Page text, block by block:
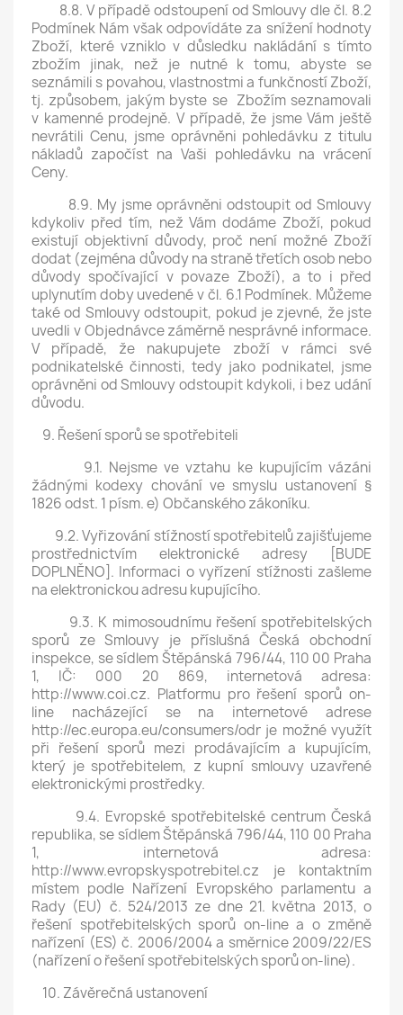
8.8. V případě odstoupení od Smlouvy dle čl. 8.2
Podmínek Nám však odpovídáte za snížení hodnoty
Zboží, které vzniklo v důsledku nakládání s tímto
zbožím jinak, než je nutné k tomu, abyste se
seznámili s povahou, vlastnostmi a funkčností Zboží,
tj. způsobem, jakým byste se Zbožím seznamovali
v kamenné prodejně. V případě, že jsme Vám ještě
nevrátili Cenu, jsme oprávněni pohledávku z titulu
nákladů započíst na Vaši pohledávku na vrácení
Ceny.
8.9. My jsme oprávněni odstoupit od Smlouvy
kdykoliv před tím, než Vám dodáme Zboží, pokud
existují objektivní důvody, proč není možné Zboží
dodat (zejména důvody na straně třetích osob nebo
důvody spočívající v povaze Zboží), a to i před
uplynutím doby uvedené v čl. 6.1 Podmínek. Můžeme
také od Smlouvy odstoupit, pokud je zjevné, že jste
uvedli v Objednávce záměrně nesprávné informace.
V případě, že nakupujete zboží v rámci své
podnikatelské činnosti, tedy jako podnikatel, jsme
oprávněni od Smlouvy odstoupit kdykoli, i bez udání
důvodu.
9. Řešení sporů se spotřebiteli
9.1. Nejsme ve vztahu ke kupujícím vázáni
žádnými kodexy chování ve smyslu ustanovení §
1826 odst. 1 písm. e) Občanského zákoníku.
9.2. Vyřizování stížností spotřebitelů zajišťujeme
prostřednictvím elektronické adresy [BUDE
DOPLNĚNO]. Informaci o vyřízení stížnosti zašleme
na elektronickou adresu kupujícího.
9.3. K mimosoudnímu řešení spotřebitelských
sporů ze Smlouvy je příslušná Česká obchodní
inspekce, se sídlem Štěpánská 796/44, 110 00 Praha
1, IČ: 000 20 869, internetová adresa:
http://www.coi.cz. Platformu pro řešení sporů on-
line nacházející se na internetové adrese
http://ec.europa.eu/consumers/odr je možné využít
při řešení sporů mezi prodávajícím a kupujícím,
který je spotřebitelem, z kupní smlouvy uzavřené
elektronickými prostředky.
9.4. Evropské spotřebitelské centrum Česká
republika, se sídlem Štěpánská 796/44, 110 00 Praha
1, internetová adresa:
http://www.evropskyspotrebitel.cz je kontaktním
místem podle Nařízení Evropského parlamentu a
Rady (EU) č. 524/2013 ze dne 21. května 2013, o
řešení spotřebitelských sporů on-line a o změně
nařízení (ES) č. 2006/2004 a směrnice 2009/22/ES
(nařízení o řešení spotřebitelských sporů on-line).
10. Závěrečná ustanovení